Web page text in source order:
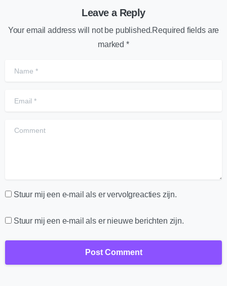
Leave a Reply
Your email address will not be published.Required fields are
marked *
Comment
Stuur mij een e-mail als er vervolgreacties zijn.
Stuur mij een e-mail als er nieuwe berichten zijn.